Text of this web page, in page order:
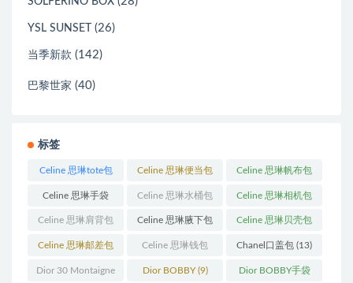
YSL SUNSET (26)
当季新款 (142)
巴黎世家 (40)
标签
Celine 思琳tote包
(23)
Celine 思琳便当包
(14)
Celine 思琳帆布包
(18)
Celine 思琳手袋
(250)
Celine 思琳水桶包
(55)
Celine 思琳相机包
(11)
Celine 思琳肩背包
(12)
Celine 思琳腋下包
(10)
Celine 思琳贝壳包
(12)
Celine 思琳邮差包
(13)
Celine 思琳钱包
(10)
Chanel口盖包 (13)
Dior 30 Montaigne Dior BOBBY(9) Dior BOBBY手袋